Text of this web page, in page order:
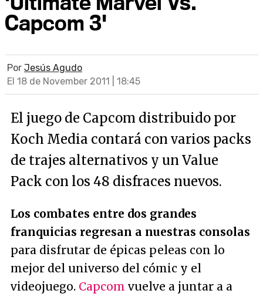
Capcom 3'
Por Jesús Agudo
El 18 de November 2011 | 18:45
El juego de Capcom distribuido por
Koch Media contará con varios packs
de trajes alternativos y un Value
Pack con los 48 disfraces nuevos.
Los combates entre dos grandes
franquicias regresan a nuestras consolas
para disfrutar de épicas peleas con lo
mejor del universo del cómic y el
videojuego. Capcom vuelve a juntar a a